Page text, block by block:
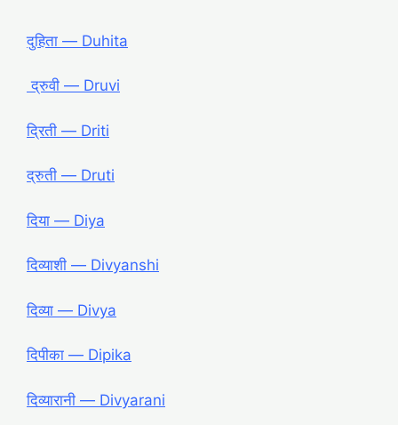
दुहिता ― Duhita
द्रुवी ― Druvi
द्रिती ― Driti
द्रुती ― Druti
दिया ― Diya
दिव्याशी ― Divyanshi
दिव्या ― Divya
दिपीका ― Dipika
दिव्यारानी ― Divyarani